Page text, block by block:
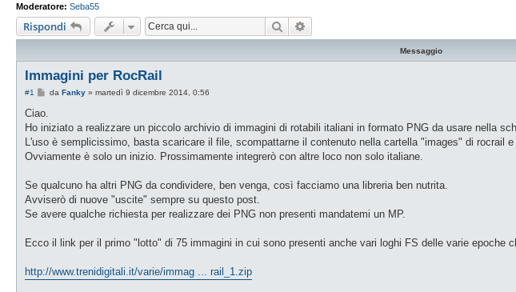
Moderatore: Seba55
Rispondi Cerca
Messaggio
Immagini per RocRail
#1
M
a
g
i
da Fanky» martedì 9 dicembre 2014, 0:56
Ciao.
Ho iniziato a realizzare un piccolo archivio di immagini di rotabili italiani in formato PNG da usare nella
L'uso è semplicissimo, basta scaricare il file, scompattarne il contenuto nella cartella "images" di rocrail e
Ovviamente è solo un inizio. Prossimamente integrerò con altre loco non solo italiane.
Se qualcuno ha altri PNG da condividere, ben venga, così facciamo una libreria ben nutrita.
Avviserò di nuove "uscite" sempre su questo post.
Se avere qualche richiesta per realizzare dei PNG non presenti mandatemi un MP.
Ecco il link per il primo "lotto" di 75 immagini in cui sono presenti anche vari loghi FS delle varie epoche
http://www.trenidigitali.it/varie/immag ... rail_1.zip